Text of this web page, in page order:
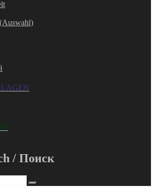
/ Поиск